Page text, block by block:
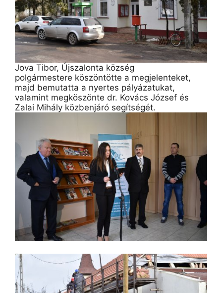
Jova Tibor, Újszalonta község
polgármestere köszöntötte a megjelenteket,
majd bemutatta a nyertes pályázatukat,
valamint megköszönte dr. Kovács József és
Zalai Mihály közbenjáró segítségét.